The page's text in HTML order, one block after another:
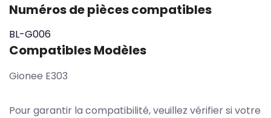
Numéros de pièces compatibles
BL-G006
Compatibles Modèles
Gionee E303
Pour garantir la compatibilité, veuillez vérifier si votre